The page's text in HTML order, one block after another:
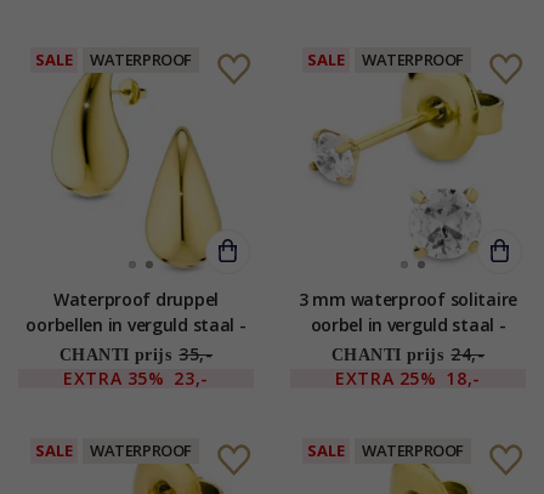
SALE WATERPROOF
Waterproof druppel
oorbellen in verguld staal -
OCEANA
CHANTI prijs 35,-
EXTRA 35% 23,-
SALE WATERPROOF
3 mm waterproof solitaire
oorbel in verguld staal -
OCEANA
CHANTI prijs 24,-
EXTRA 25% 18,-
SALE WATERPROOF SALE WATERPROOF